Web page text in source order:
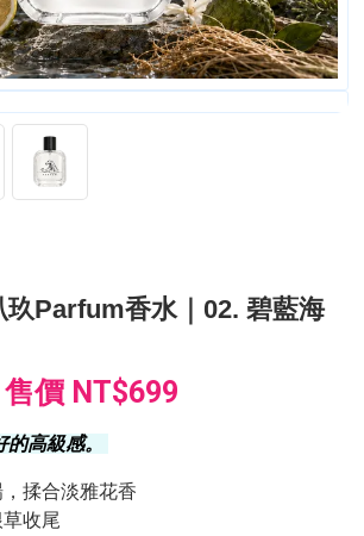
玖Parfum香水｜02. 碧藍海
售價 NT$699
的高級感。
揉合淡雅花香
收尾